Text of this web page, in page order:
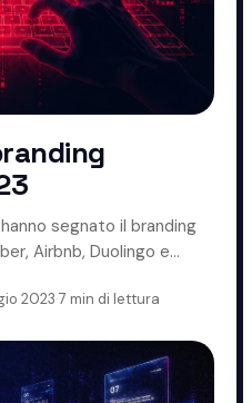
segnato il branding
Airbnb, Duolingo e
2023·7 min di lettura